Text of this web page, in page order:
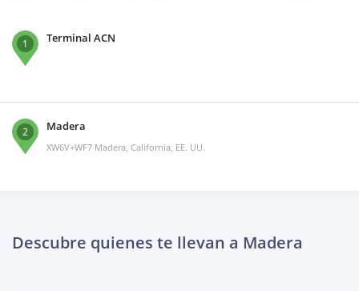
1 Terminal ACN
2 Madera
XW6V+WF7 Madera, California, EE. UU.
Descubre quienes te llevan a Madera